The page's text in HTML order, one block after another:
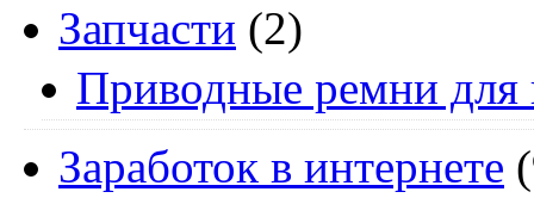
Запчасти (2)
Приводные ремни для
Заработок в интернете